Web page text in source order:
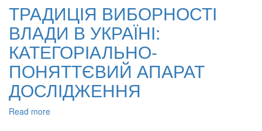
ТА
КОНСТИТУЦІЙНА
РЕФОРМА
В
УКРАЇНІ
ТРАДИЦІЯ ВИБОРНОСТІ
ВЛАДИ В УКРАЇНІ:
КАТЕГОРІАЛЬНО-
ПОНЯТТЄВИЙ АПАРАТ
ДОСЛІДЖЕННЯ
Read more